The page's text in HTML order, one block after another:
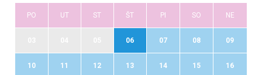
PO UT ST ŠT PI SO NE
06 07 08 09
10 11 12 13 14 15 16